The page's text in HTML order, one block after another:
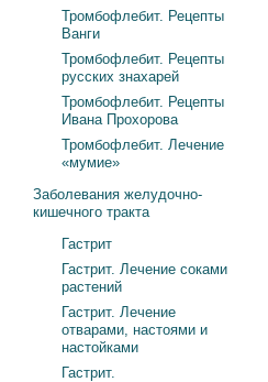
Тромбофлебит. Рецепты
Ванги
Тромбофлебит. Рецепты
русских знахарей
Тромбофлебит. Рецепты
Ивана Прохорова
Тромбофлебит. Лечение
«мумие»
Заболевания желудочно-
кишечного тракта
Гастрит
Гастрит. Лечение соками
растений
Гастрит. Лечение
отварами, настоями и
настойками
Гастрит.